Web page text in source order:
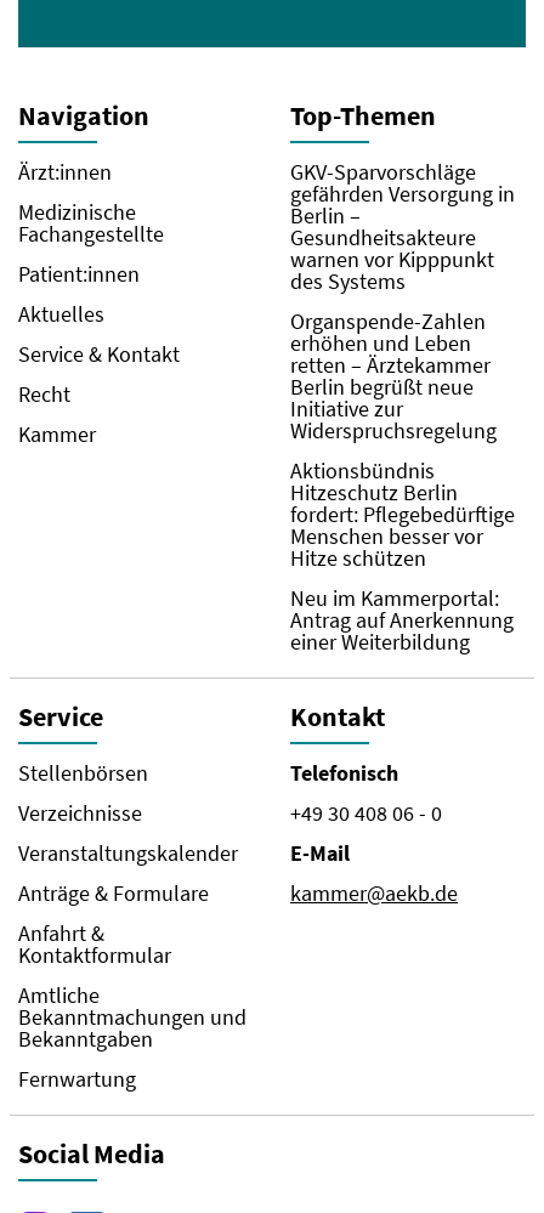
Navigation
Ärzt:innen
Medizinische
Fachangestellte
Patient:innen
Aktuelles
Service & Kontakt
Recht
Kammer
Top-Themen
GKV-Sparvorschläge
gefährden Versorgung in
Berlin –
Gesundheitsakteure
warnen vor Kipppunkt
des Systems
Organspende-Zahlen
erhöhen und Leben
retten – Ärztekammer
Berlin begrüßt neue
Initiative zur
Widerspruchsregelung
Aktionsbündnis
Hitzeschutz Berlin
fordert: Pflegebedürftige
Menschen besser vor
Hitze schützen
Neu im Kammerportal:
Antrag auf Anerkennung
einer Weiterbildung
Service
Stellenbörsen
Verzeichnisse
Veranstaltungskalender
Anträge & Formulare
Anfahrt &
Kontaktformular
Amtliche
Bekanntmachungen und
Bekanntgaben
Fernwartung
Kontakt
Telefonisch
+49 30 408 06 - 0
E-Mail
kammer@aekb.de
Social Media